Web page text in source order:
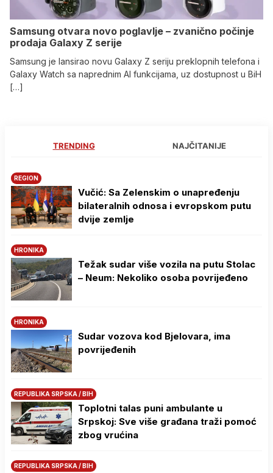
Samsung otvara novo poglavlje – zvanično počinje
prodaja Galaxy Z serije
Samsung je lansirao novu Galaxy Z seriju preklopnih telefona i
Galaxy Watch sa naprednim AI funkcijama, uz dostupnost u BiH
[…]
TRENDING NAJČITANIJE
REGION
Vučić: Sa Zelenskim o unapređenju
bilateralnih odnosa i evropskom putu
dvije zemlje
HRONIKA
Težak sudar više vozila na putu Stolac
– Neum: Nekoliko osoba povrijeđeno
HRONIKA
Sudar vozova kod Bjelovara, ima
povrijeđenih
REPUBLIKA SRPSKA / BIH
Toplotni talas puni ambulante u
Srpskoj: Sve više građana traži pomoć
zbog vrućina
REPUBLIKA SRPSKA / BIH